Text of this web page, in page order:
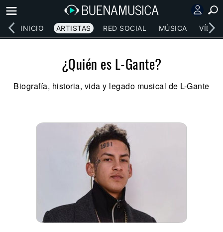
INICIO ARTISTAS RED SOCIAL MÚSICA
¿Quién es L-Gante?
Biografía, historia, vida y legado musical de L-Gante